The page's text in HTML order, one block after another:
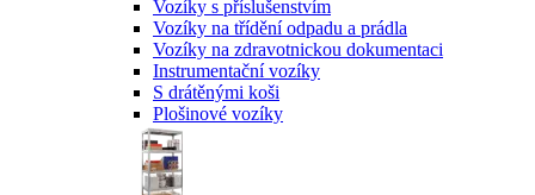
Vozíky s příslušenstvím
Vozíky na třídění odpadu a prádla
Vozíky na zdravotnickou dokumentaci
Instrumentační vozíky
S drátěnými koši
Plošinové vozíky